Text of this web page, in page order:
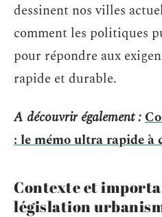
dessinent nos villes
comment les politiques
pour répondre aux
rapide et durable.
A découvrir également :
: le mémo ultra rapide à
Contexte et
législation